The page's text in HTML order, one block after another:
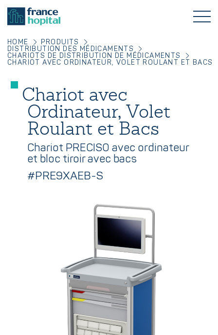
HOME
PRODUITS
DISTRIBUTION DES MÉDICAMENTS
CHARIOTS DE DISTRIBUTION DE MÉDICAMENTS
CHARIOT AVEC ORDINATEUR, VOLET ROULANT ET BACS
Chariot avec
Ordinateur, Volet
Roulant et Bacs
Chariot PRECISO avec ordinateur
et bloc tiroir avec bacs
#PRE9XAEB-S